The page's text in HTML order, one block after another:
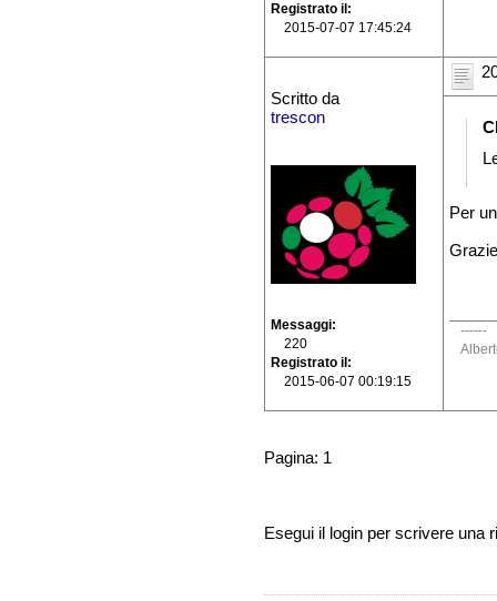
Registrato il
2015-07-07 17:45:24
Scritto da
trescon
Messaggi
220
Registrato il
2015-06-07 00:19:15
Per
------
Pagina: 1
Esegui il login per scrivere una